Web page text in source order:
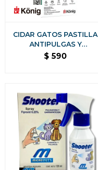
CIDAR GATOS PASTILLA
ANTIPULGAS Y
ANTIGARRAPATAS KONIG
$ 590